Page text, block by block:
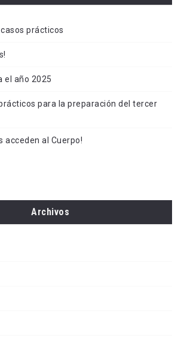
prácticos
el año 2025
para la preparación del tercer
acceden al Cuerpo!
Archivos